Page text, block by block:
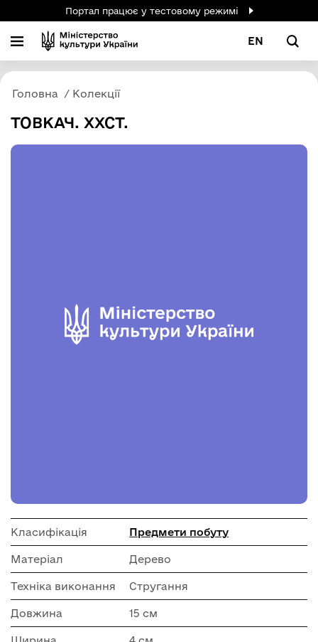
Портал працює у тестовому режимі
EN
Головна Колекції
ТОВКАЧ. ХХСТ.
Класифікація Предмети побуту
Матеріал Дерево
Техніка виконання Стругання
Довжина 15 см